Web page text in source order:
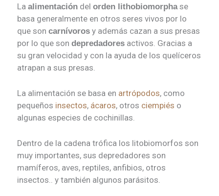
La alimentación del orden lithobiomorphase
basa generalmente en otros seres vivos por lo
que son carnívoros y además cazan a sus presas
por lo que son depredadores activos. Gracias a
su gran velocidad y con la ayuda de los quelíceros
atrapan a sus presas.
La alimentación se basa en artrópodos, como
pequeños insectos, ácaros, otros ciempiés o
algunas especies de cochinillas.
Dentro de la cadena trófica los litobiomorfos son
muy importantes, sus depredadores son
mamíferos, aves, reptiles, anfibios, otros
insectos.. y también algunos parásitos.